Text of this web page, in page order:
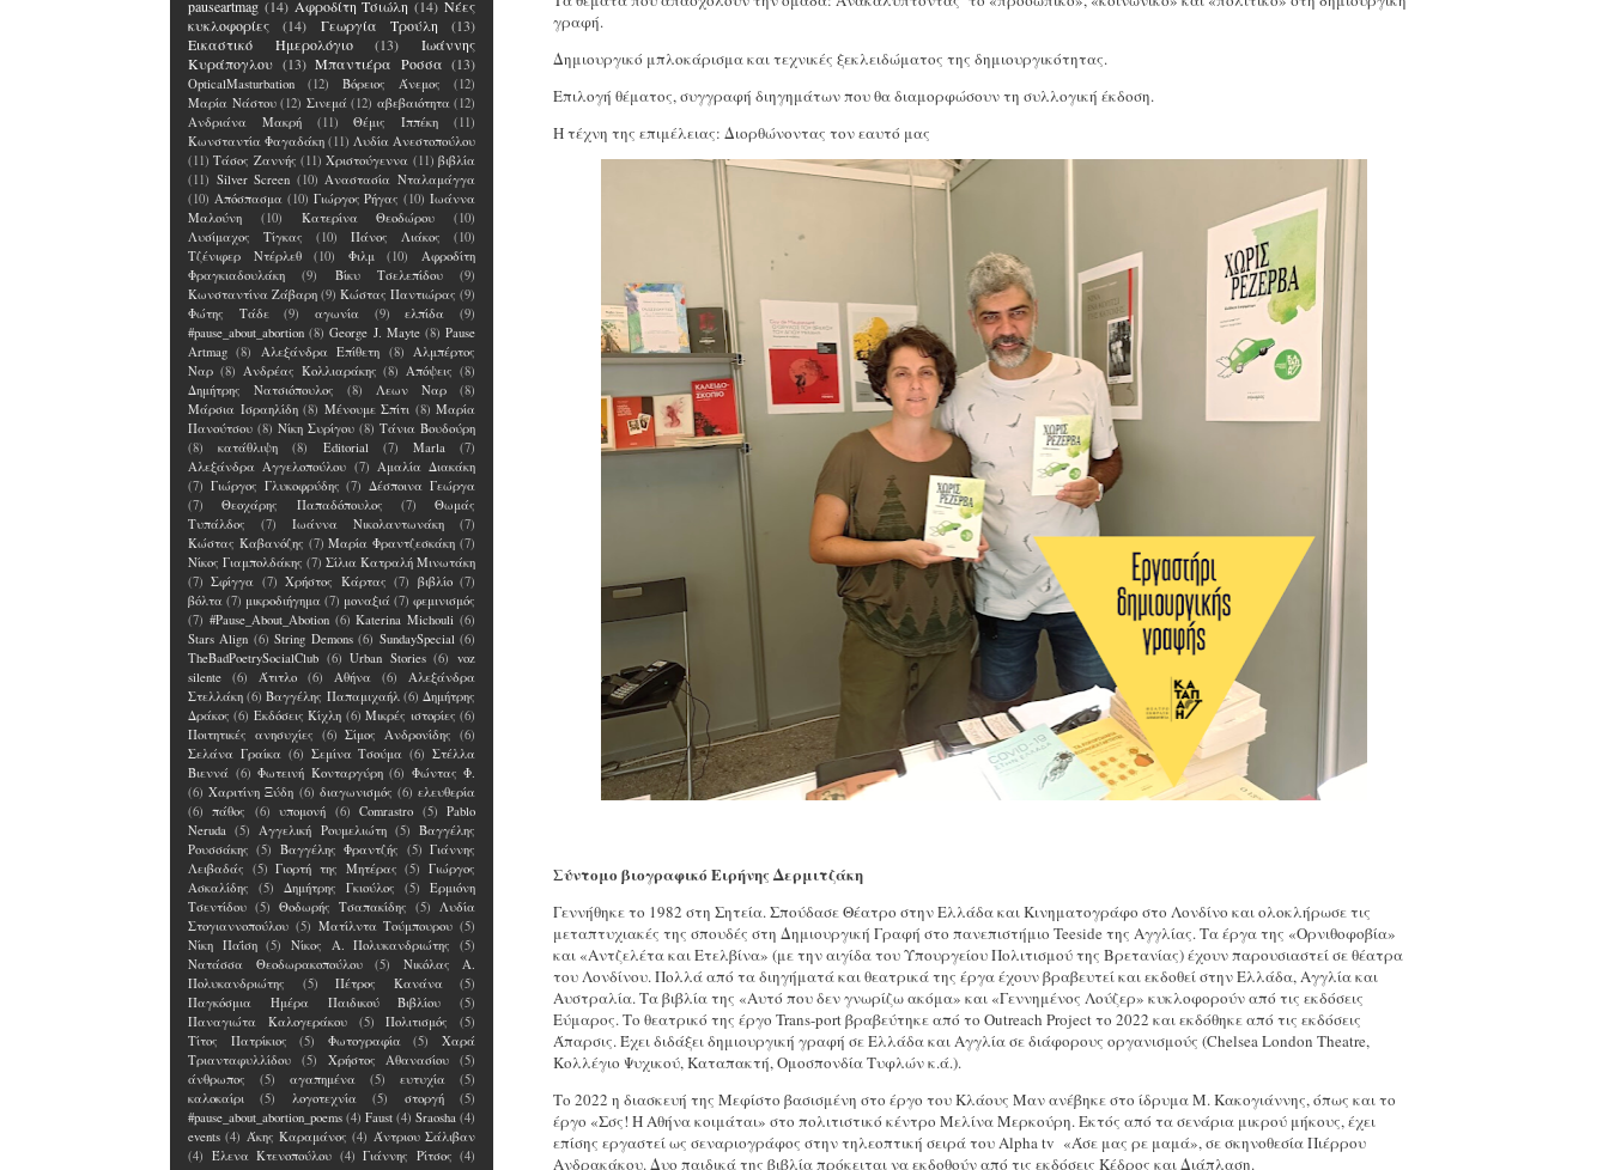
γραφή.
Δημιουργικό μπλοκάρισμα και τεχνικές ξεκλειδώματος της δημιουργικότητας.
Επιλογή θέματος, συγγραφή διηγημάτων που θα διαμορφώσουν τη συλλογική έκδοση.
Η τέχνη της επιμέλειας: Διορθώνοντας τον εαυτό μας
Σύντομο βιογραφικό Ειρήνης Δερμιτζάκη
Γεννήθηκε το 1982 στη Σητεία. Σπούδασε Θέατρο στην Ελλάδα και Κινηματογράφο στο Λονδίνο και ολοκλήρωσε τις
μεταπτυχιακές της σπουδές στη Δημιουργική Γραφή στο πανεπιστήμιο Teeside της Αγγλίας. Τα έργα της «Ορνιθοφοβία»
και «Αντζελέτα και Ετελβίνα» (με την αιγίδα του Υπουργείου Πολιτισμού της Βρετανίας) έχουν παρουσιαστεί σε θέατρα
του Λονδίνου. Πολλά από τα διηγήματά και θεατρικά της έργα έχουν βραβευτεί και εκδοθεί στην Ελλάδα, Αγγλία και
Αυστραλία. Τα βιβλία της «Αυτό που δεν γνωρίζω ακόμα» και «Γεννημένος Λούζερ» κυκλοφορούν από τις εκδόσεις
Εύμαρος. Το θεατρικό της έργο Trans-port βραβεύτηκε από το Outreach Project το 2022 και εκδόθηκε από τις εκδόσεις
Άπαρσις. Έχει διδάξει δημιουργική γραφή σε Ελλάδα και Αγγλία σε διάφορους οργανισμούς (Chelsea London Theatre,
Κολλέγιο Ψυχικού, Καταπακτή, Ομοσπονδία Τυφλών κ.ά.).
Το 2022 η διασκευή της Μεφίστο βασισμένη στο έργο του Κλάους Μαν ανέβηκε στο ίδρυμα Μ. Κακογιάννης, όπως και το
έργο «Σσς! Η Αθήνα κοιμάται» στο πολιτιστικό κέντρο Μελίνα Μερκούρη. Εκτός από τα σενάρια μικρού μήκους, έχει
επίσης εργαστεί ως σεναριογράφος στην τηλεοπτική σειρά του Alpha tv «Άσε μας ρε μαμά», σε σκηνοθεσία Πιέρρου
Ανδρακάκου. Δυο παιδικά της βιβλία πρόκειται να εκδοθούν από τις εκδόσεις Κέδρος και Διάπλαση.
pauseartmag (14) Αφροδίτη Τσιώλη (14) Νέες
κυκλοφορίες
(14) Γεωργία Τρούλη
(13)
Εικαστικό Ημερολόγιο
(13)
Ιωάννης
Κυράπογλου (13) Μπαντιέρα Ροσσα (13)
OpticalMasturbation (12) Βόρειος Άνεμος
(12)
Μαρία Νάστου (12) Σινεμά (12) αβεβαιότητα (12)
Ανδριάνα Μακρή
(11) Θέμις Ιππέκη
(11)
Κωνσταντία Φαγαδάκη (11) Λυδία Ανεστοπούλου
(11) Τάσος Ζαννής (11) Χριστούγεννα (11) βιβλία
(11) Silver Screen (10) Αναστασία Νταλαμάγγα
(10) Απόσπασμα (10) Γιώργος Ρήγας (10) Ιωάννα
Μαλούνη
(10) Κατερίνα Θεοδώρου
(10)
Λυσίμαχος Τίγκας
(10) Πάνος Λιάκος
(10)
Τζένιφερ Ντέρλεθ
(10) Φιλμ (10)
Αφροδίτη
Φραγκιαδουλάκη
(9) Βίκυ Τσελεπίδου
(9)
Κωνσταντίνα Ζάβαρη (9) Κώστας Παντιώρας (9)
Φώτης Τάδε
(9) αγωνία (9) ελπίδα
(9)
#pause_about_abortion (8) George J. Mayte (8) Pause
Artmag (8) Αλεξάνδρα Επίθετη (8) Αλμπέρτος
Ναρ (8) Ανδρέας Κολλιαράκης (8) Απόψεις (8)
Δημήτρης Νατσιόπουλος
(8) Λεων Ναρ
(8)
Μάρσια Ισραηλίδη (8) Μένουμε Σπίτι (8) Μαρία
Πανούτσου (8) Νίκη Συρίγου (8) Τάνια Βουδούρη
(8)
κατάθλιψη (8) Editorial (7) Marla
(7)
Αλεξάνδρα Αγγελοπούλου (7) Αμαλία Διακάκη
(7) Γιώργος Γλυκοφρύδης (7) Δέσποινα Γεώργα
(7)
Θεοχάρης Παπαδόπουλος (7)
Θωμάς
Τυπάλδος
(7) Ιωάννα Νικολαντωνάκη
(7)
Κώστας Καβανόζης (7) Μαρία Φραντζεσκάκη (7)
Νίκος Γιαμπολδάκης (7) Σίλια Κατραλή Μινωτάκη
(7) Σφίγγα (7) Χρήστος Κάρτας (7) βιβλίο (7)
βόλτα (7) μικροδιήγημα (7) μοναξιά (7) φεμινισμός
(7) #Pause_About_Abotion (6) Katerina Michouli (6)
Stars Align (6) String Demons (6) SundaySpecial (6)
TheBadPoetrySocialClub (6) Urban Stories (6) voz
silente
(6) Άτιτλο (6) Αθήνα (6)
Αλεξάνδρα
Στελλάκη (6) Βαγγέλης Παπαμιχαήλ (6) Δημήτρης
Δράκος (6) Εκδόσεις Κίχλη (6) Μικρές ιστορίες (6)
Ποιτητικές ανησυχίες (6) Σίμος Ανδρονίδης (6)
Σελάνα Γραίκα (6) Σεμίνα Τσούμα (6) Στέλλα
Βιεννά (6) Φωτεινή Κονταργύρη (6) Φώντας Φ.
(6) Χαριτίνη Ξύδη (6) διαγωνισμός (6) ελευθερία
(6)
πάθος (6) υπομονή (6) Comrastro (5) Pablo
Neruda (5) Αγγελική Ρουμελιώτη (5) Βαγγέλης
Ρουσσάκης (5) Βαγγέλης Φραντζής (5) Γιάννης
Λειβαδάς (5) Γιορτή της Μητέρας (5) Γιώργος
Ασκαλίδης
(5) Δημήτρης Γκιούλος (5)
Ερμιόνη
Τσεντίδου (5) Θοδωρής Τσαπακίδης (5) Λυδία
Στογιαννοπούλου (5) Ματίλντα Τούμπουρου (5)
Νίκη Παΐση (5) Νίκος Α. Πολυκανδριώτης
(5)
Νατάσσα Θεοδωρακοπούλου
(5)
Νικόλας Α.
Πολυκανδριώτης
(5) Πέτρος Κανάνα
(5)
Παγκόσμια Ημέρα Παιδικού Βιβλίου
(5)
Παναγιώτα Καλογεράκου
(5) Πολιτισμός
(5)
Τίτος Πατρίκιος
(5) Φωτογραφία (5)
Χαρά
Τριανταφυλλίδου
(5) Χρήστος Αθανασίου
(5)
άνθρωπος
(5) αγαπημένα (5) ευτυχία
(5)
καλοκαίρι
(5) λογοτεχνία (5) στοργή
(5)
#pause_about_abortion_poems (4) Faust (4) Sraosha (4)
events (4) Άκης Καραμάνος (4) Άντριου Σάλιβαν
(4) Έλενα Kτενοπούλου (4) Γιάννης Ρίτσος (4)